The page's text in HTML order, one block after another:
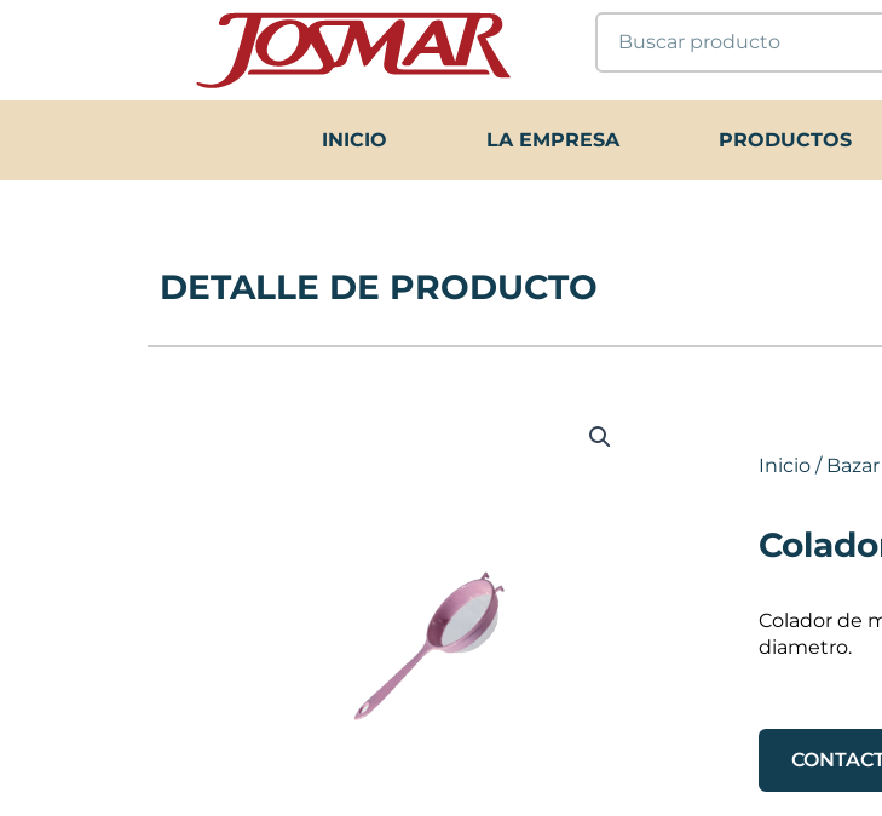
Buscar
INICIO LA EMPRESA PRODUCTOS
DETALLE DE PRODUCTO
Inicio/ Bazar
Colador de
diametro.